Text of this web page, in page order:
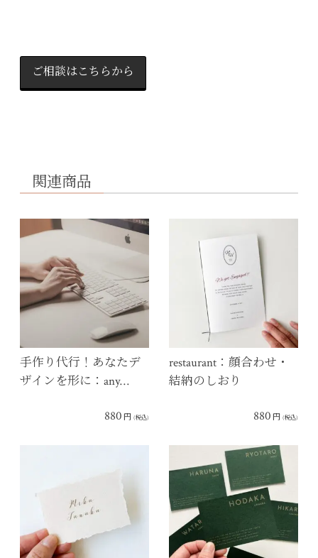
ご相談はこちらから
関連商品
手作り代行！あなたデ
ザインを形に：any…
880 円 (税込)
restaurant：顔合わせ・
結納のしおり
880 円 (税込)